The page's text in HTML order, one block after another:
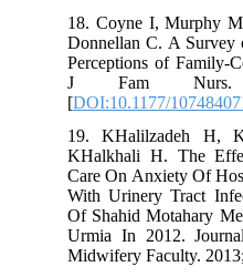
18. Coyne I, Murphy
Donnellan C. A
Perceptions of
J Fam Nurs.
[DOI:10.1177/
19. KHalilzadeh H,
KHalkhali H. The
Care On Anxiety Of
With Urinery Tract
Of Shahid Motahary
Urmia In 2012.
Midwifery Faculty.